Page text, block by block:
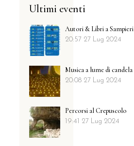
Ultimi eventi
Autori & Libri a Sampieri
20:57 27 Lug 2024
Musica a lume di candela
20:08 27 Lug 2024
Percorsi al Crepuscolo
19:41 27 Lug 2024